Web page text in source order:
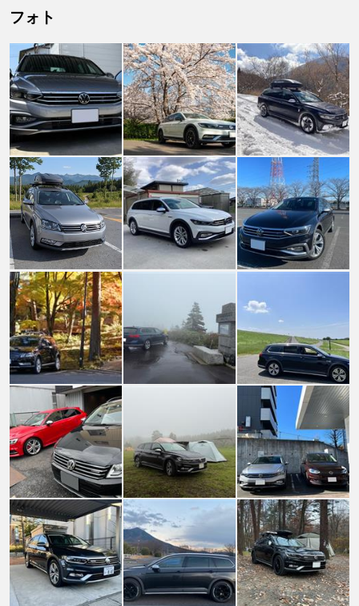
フォト